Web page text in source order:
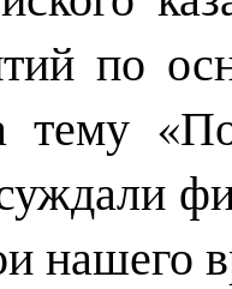
по
тему
нашего